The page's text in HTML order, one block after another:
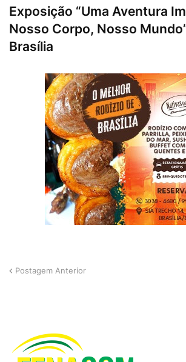
Exposição “Uma Aventura
Nosso Corpo, Nosso
Brasília
Postagem Anterior